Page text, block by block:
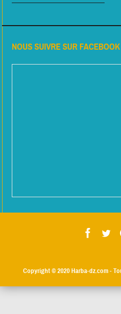
NOUS SUIVRE SUR FACEBOOK
Copyright © 2020Harba-dz.com-